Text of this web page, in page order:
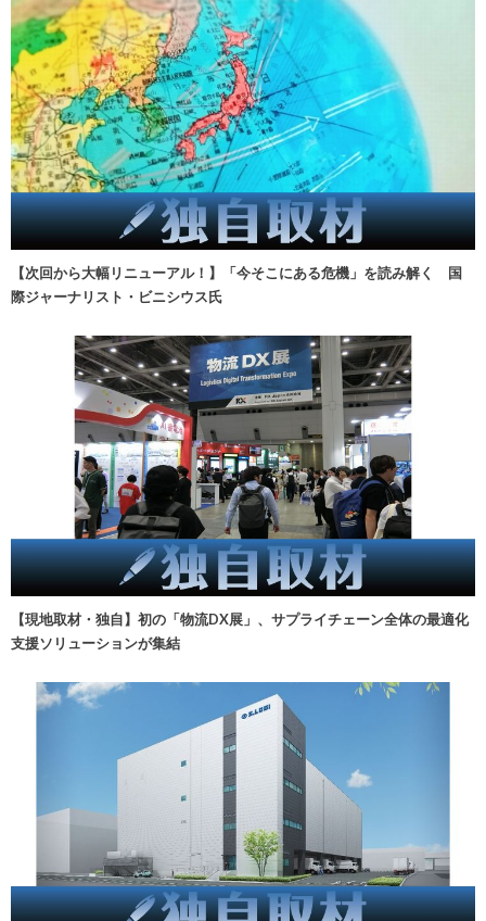
【次回から大幅リニューアル！】「今そこにある危機」を読み解く 国
際ジャーナリスト・ビニシウス氏
【現地取材・独自】初の「物流DX展」、サプライチェーン全体の最適化
支援ソリューションが集結